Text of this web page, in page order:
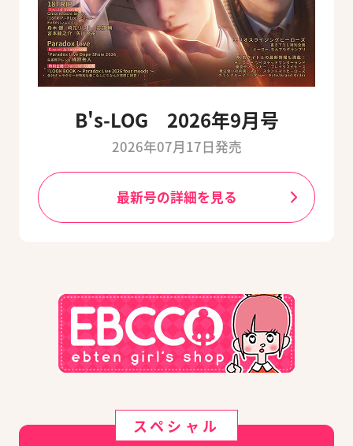
B's-LOG 2026年9月号
2026年07月17日発売
最新号の詳細を見る
スペシャル